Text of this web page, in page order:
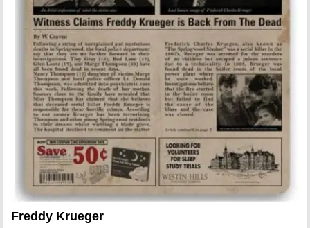
Freddy Krueger